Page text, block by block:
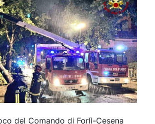
del Comando di Forlì-Cesena